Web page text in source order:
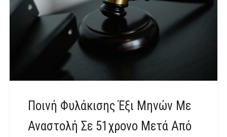
Ποινή Φυλάκισης Έξι Μηνών Με
Αναστολή Σε 51χρονο Μετά Από